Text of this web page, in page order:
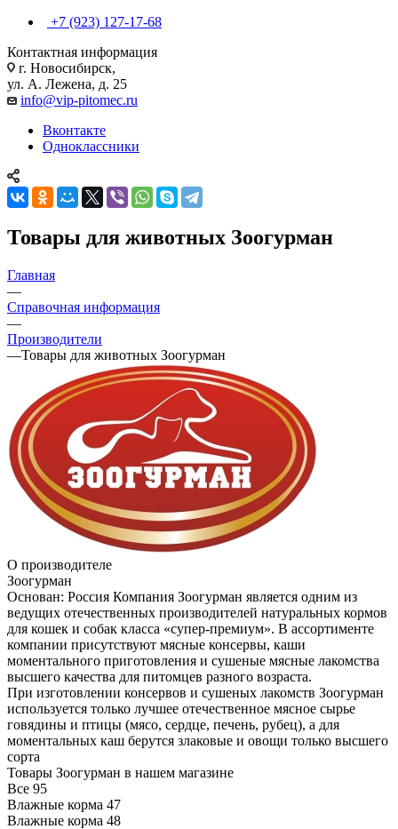
+7 (923) 127-17-68
Контактная информация
г. Новосибирск,
ул. А. Лежена, д. 25
info@vip-pitomec.ru
Вконтакте
Одноклассники
Товары для животных Зоогурман
Главная
—
Справочная информация
—
Производители
—Товары для животных Зоогурман
О производителе
Зоогурман
Основан: Россия Компания Зоогурман является одним из
ведущих отечественных производителей натуральных кормов
для кошек и собак класса «супер-премиум». В ассортименте
компании присутствуют мясные консервы, каши
моментального приготовления и сушеные мясные лакомства
высшего качества для питомцев разного возраста.
При изготовлении консервов и сушеных лакомств Зоогурман
используется только лучшее отечественное мясное сырье
говядины и птицы (мясо, сердце, печень, рубец), а для
моментальных каш берутся злаковые и овощи только высшего
сорта
Товары Зоогурман в нашем магазине
Все 95
Влажные корма 47
Влажные корма 48